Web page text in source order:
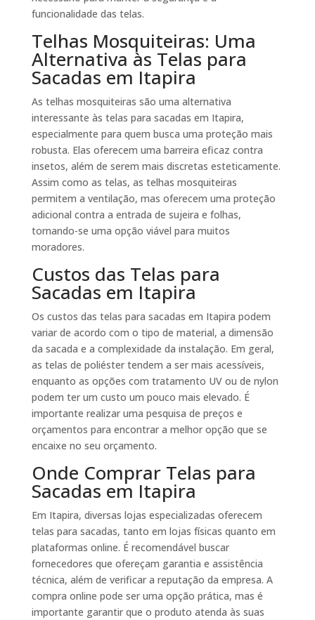
funcionalidade das telas.
Telhas Mosquiteiras: Uma
Alternativa às Telas para
Sacadas em Itapira
As telhas mosquiteiras são uma alternativa
interessante às telas para sacadas em Itapira,
especialmente para quem busca uma proteção mais
robusta. Elas oferecem uma barreira eficaz contra
insetos, além de serem mais discretas esteticamente.
Assim como as telas, as telhas mosquiteiras
permitem a ventilação, mas oferecem uma proteção
adicional contra a entrada de sujeira e folhas,
tornando-se uma opção viável para muitos
moradores.
Custos das Telas para
Sacadas em Itapira
Os custos das telas para sacadas em Itapira podem
variar de acordo com o tipo de material, a dimensão
da sacada e a complexidade da instalação. Em geral,
as telas de poliéster tendem a ser mais acessíveis,
enquanto as opções com tratamento UV ou de nylon
podem ter um custo um pouco mais elevado. É
importante realizar uma pesquisa de preços e
orçamentos para encontrar a melhor opção que se
encaixe no seu orçamento.
Onde Comprar Telas para
Sacadas em Itapira
Em Itapira, diversas lojas especializadas oferecem
telas para sacadas, tanto em lojas físicas quanto em
plataformas online. É recomendável buscar
fornecedores que ofereçam garantia e assistência
técnica, além de verificar a reputação da empresa. A
compra online pode ser uma opção prática, mas é
importante garantir que o produto atenda às suas